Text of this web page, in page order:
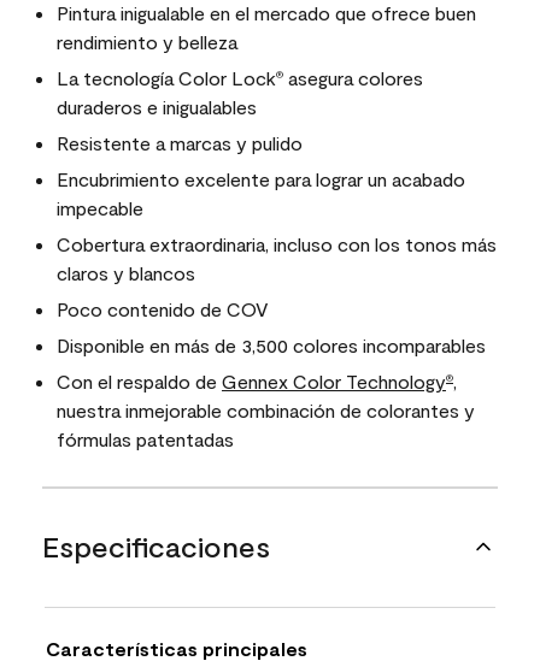
Pintura inigualable en el mercado que ofrece buen
rendimiento y belleza
La tecnología Color Lock® asegura colores
duraderos e inigualables
Resistente a marcas y pulido
Encubrimiento excelente para lograr un acabado
impecable
Cobertura extraordinaria, incluso con los tonos más
claros y blancos
Poco contenido de COV
Disponible en más de 3,500 colores incomparables
Con el respaldo de Gennex Color Technology®,
nuestra inmejorable combinación de colorantes y
fórmulas patentadas
Especificaciones
Características principales